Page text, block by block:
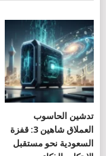
تدشين الحاسوب
العملاق شاهين 3: قفزة
السعودية نحو مستقبل